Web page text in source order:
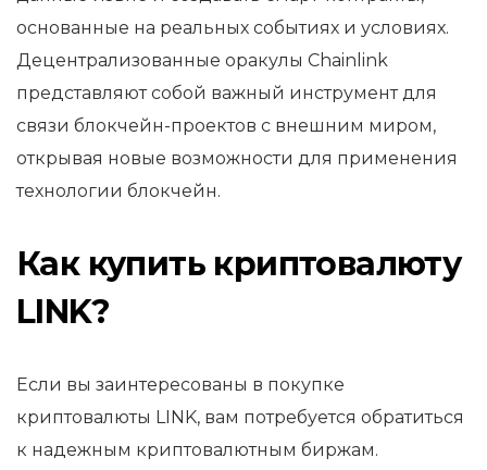
основанные на реальных событиях и условиях.
Децентрализованные оракулы Chainlink
представляют собой важный инструмент для
связи блокчейн-проектов с внешним миром,
открывая новые возможности для применения
технологии блокчейн.
Как купить криптовалюту
LINK?
Если вы заинтересованы в покупке
криптовалюты LINK, вам потребуется обратиться
к надежным криптовалютным биржам.